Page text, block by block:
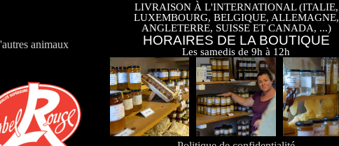
animaux
LIVRAISON À L'INTERNATIONAL (ITALIE,
LUXEMBOURG, BELGIQUE, ALLEMAGNE,
ANGLETERRE, SUISSE ET CANADA, ...)
HORAIRES DE LA BOUTIQUE
Les samedis de 9h à 12h